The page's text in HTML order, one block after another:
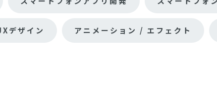
デザイン アニメーション / エフェクト